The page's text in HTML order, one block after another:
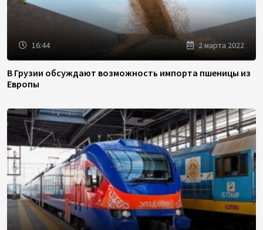
16:44 2 марта 2022
В Грузии обсуждают возможность импорта пшеницы из
Европы